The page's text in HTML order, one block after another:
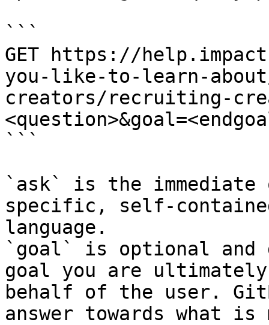
```
GET https://
you-like-to-learn-
creators/recruiting-
```
`ask` is the
specific, self-
language.
`goal` is optional and
goal you are
behalf of the user.
answer towards what